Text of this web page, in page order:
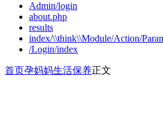
Admin/login
about.php
results
index/\\think\\Module/Action/
/Login/index
首页孕妈妈生活保养正文